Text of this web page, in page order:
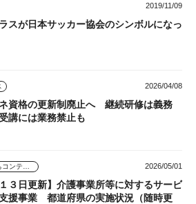
2019/11/09
スが日本サッカー協会のシンボルになっ
2026/04/08
資格の更新制廃止へ 継続研修は義務
講には業務禁止も
2026/05/01
１３日更新】介護事業所等に対するサービ
援事業 都道府県の実施状況（随時更